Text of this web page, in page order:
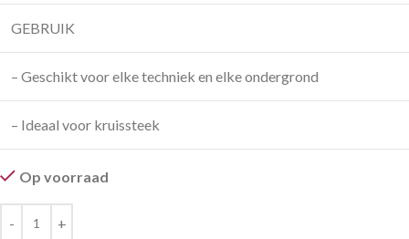
GEBRUIK
– Geschikt voor elke techniek en elke ondergrond
– Ideaal voor kruissteek
Op voorraad